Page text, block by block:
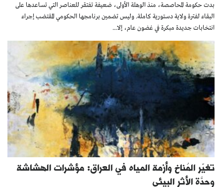
بدت حكومة المحاصصة، منذ الوهلة الأولى، ضعيفة تفتقر للعناصر التي تساعدها على
البقاء لفترة ولاية دستورية كاملة. وليس تضمين برنامجها الحكومي المقتضب إجراء
انتخابات جديدة مبكرة في غضون عام، إلا...
تغيّر المُناخ وأزمة المياه في العراق: مؤشرات الهشاشة
وحِدَّة الأثر البيئي